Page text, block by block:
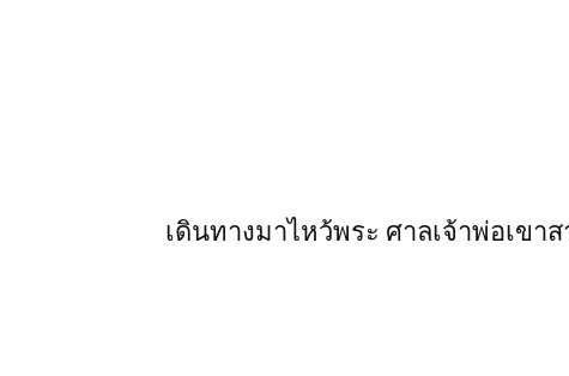
เดินทางมาไหว้พระ ศาลเจ้าพ่อเขา